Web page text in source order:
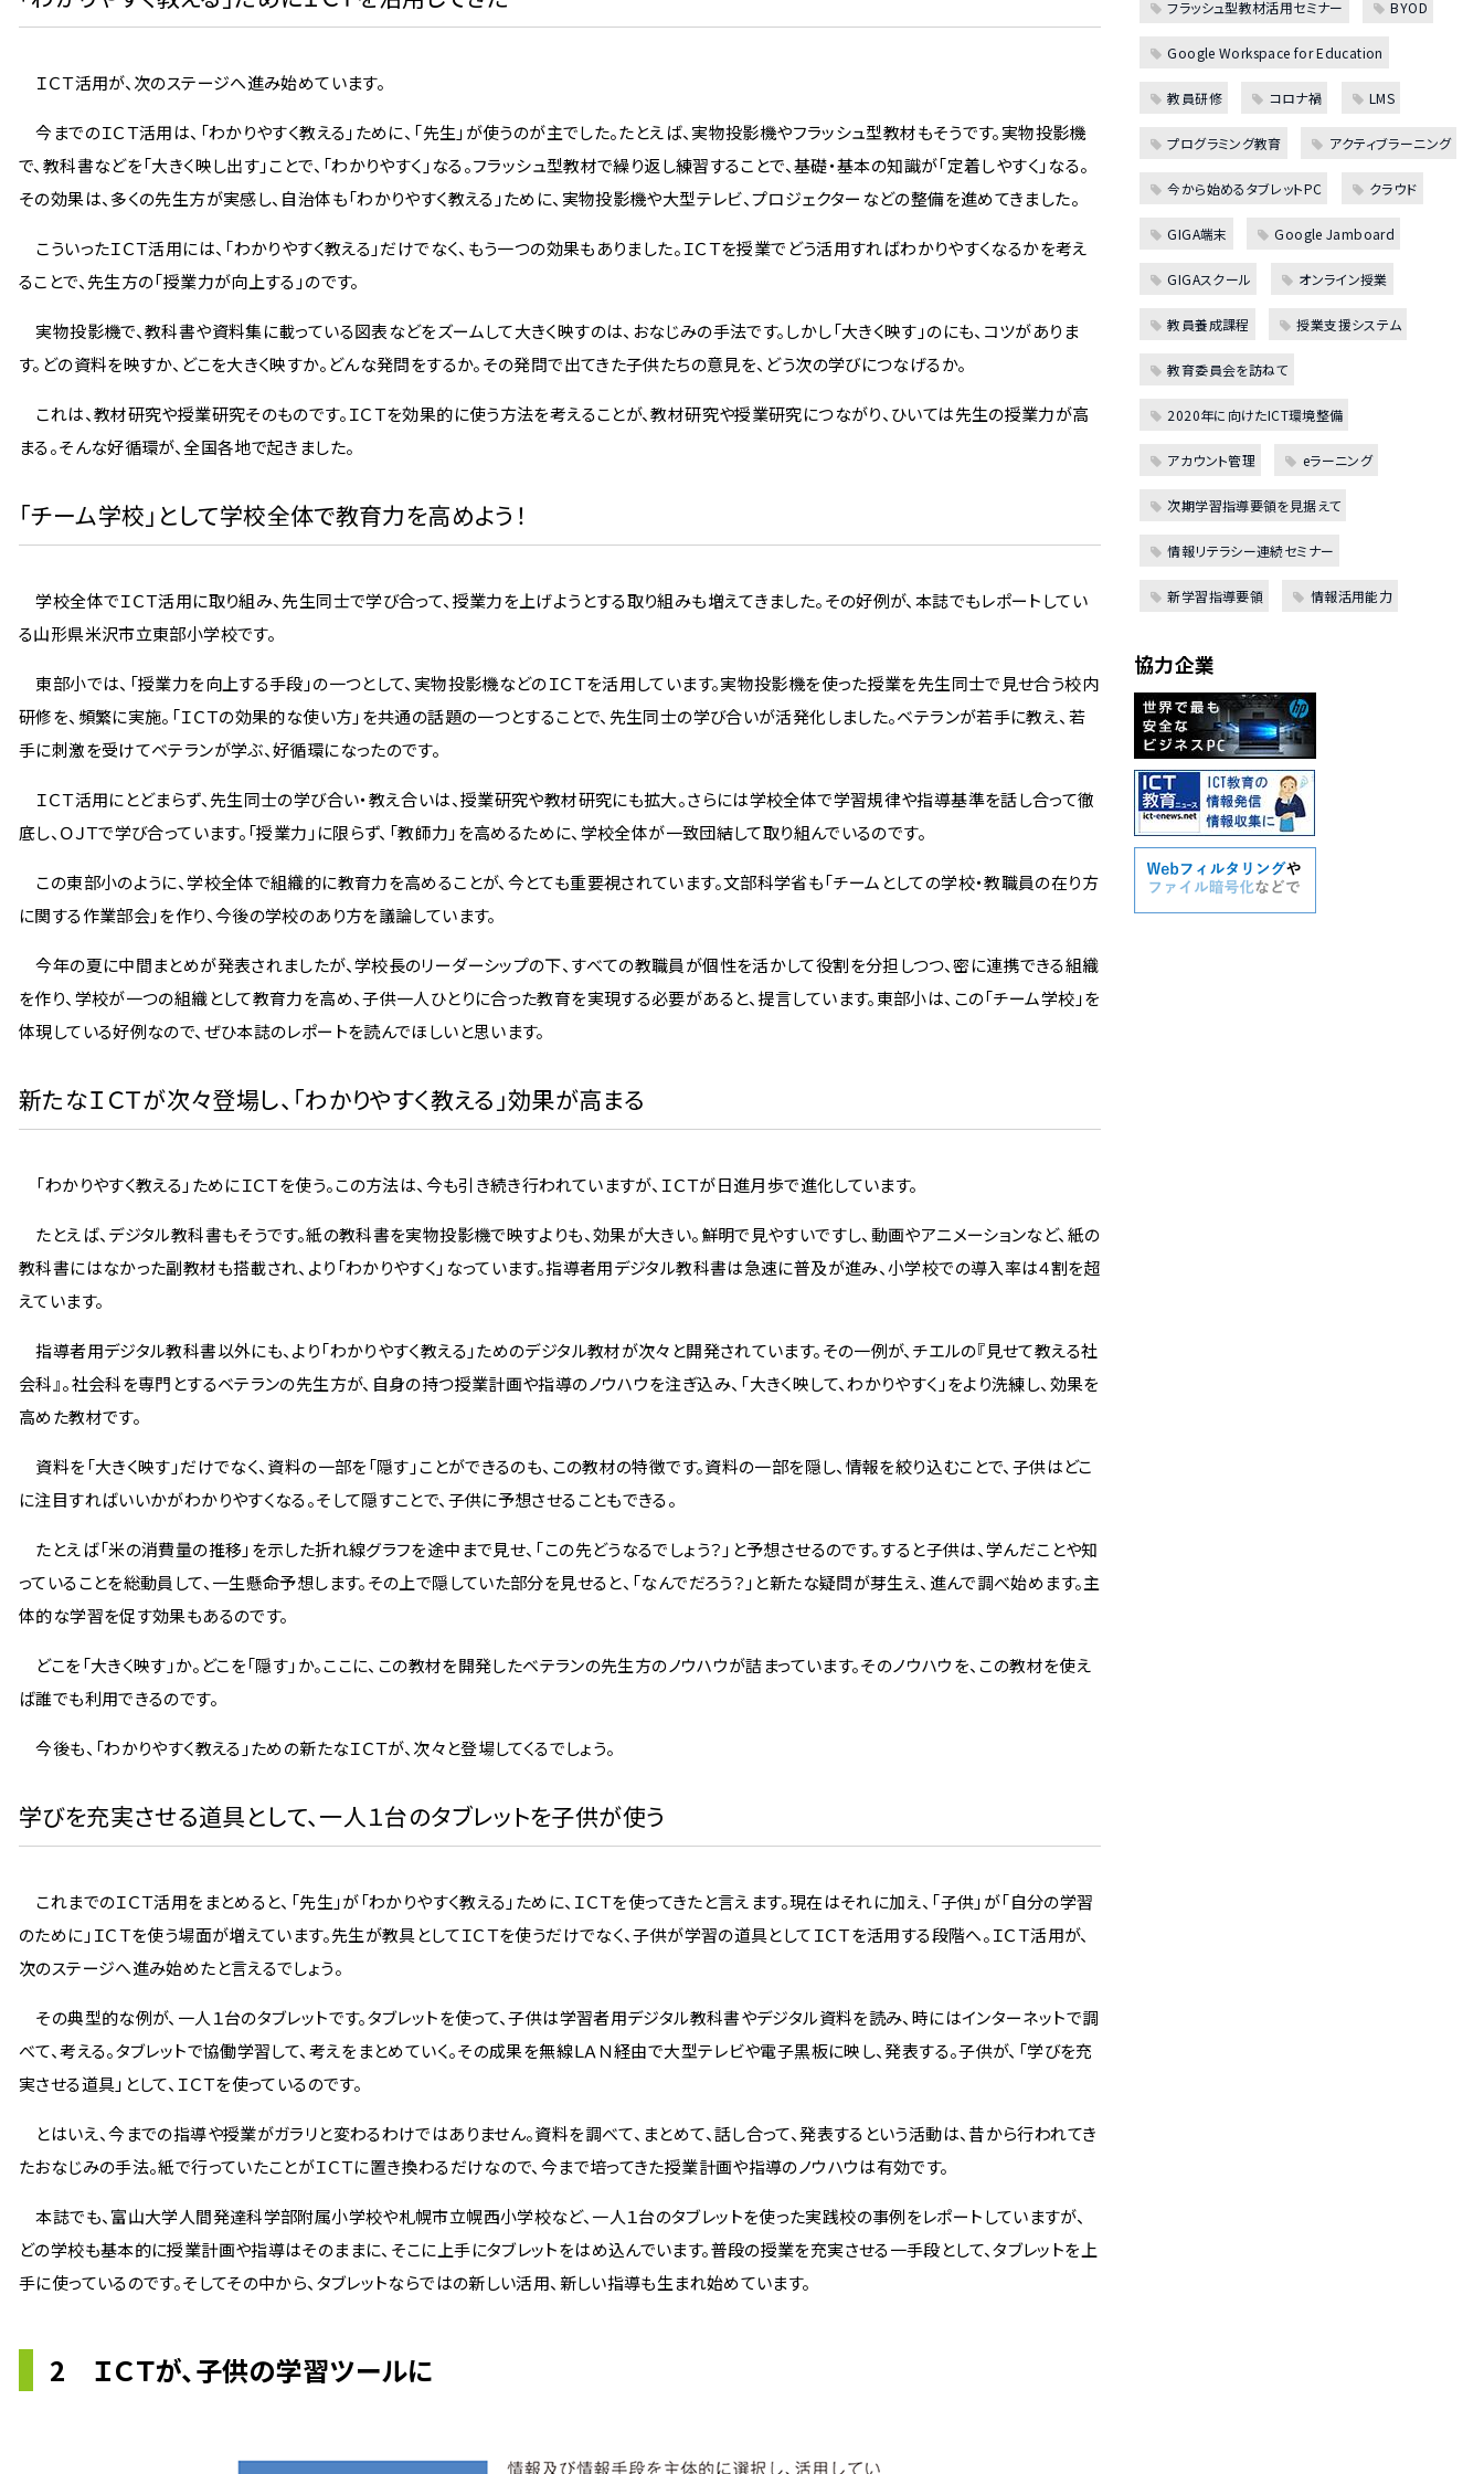
ＩＣＴ活用が、次のステージへ進み始めています。
今までのＩＣＴ活用は、「わかりやすく教える」ために、「先生」が使うのが主でした。たとえば、実物投影機やフラッシュ型教材もそうです。実物投影機
で、教科書などを「大きく映し出す」ことで、「わかりやすく」なる。フラッシュ型教材で繰り返し練習することで、基礎・基本の知識が「定着しやすく」なる。
その効果は、多くの先生方が実感し、自治体も「わかりやすく教える」ために、実物投影機や大型テレビ、プロジェクターなどの整備を進めてきました。
こういったＩＣＴ活用には、「わかりやすく教える」だけでなく、もう一つの効果もありました。ＩＣＴを授業でどう活用すればわかりやすくなるかを考え
ることで、先生方の「授業力が向上する」のです。
実物投影機で、教科書や資料集に載っている図表などをズームして大きく映すのは、おなじみの手法です。しかし「大きく映す」のにも、コツがありま
す。どの資料を映すか、どこを大きく映すか。どんな発問をするか。その発問で出てきた子供たちの意見を、どう次の学びにつなげるか。
これは、教材研究や授業研究そのものです。ＩＣＴを効果的に使う方法を考えることが、教材研究や授業研究につながり、ひいては先生の授業力が高
まる。そんな好循環が、全国各地で起きました。
「チーム学校」として学校全体で教育力を高めよう！
学校全体でＩＣＴ活用に取り組み、先生同士で学び合って、授業力を上げようとする取り組みも増えてきました。その好例が、本誌でもレポートしてい
る山形県米沢市立東部小学校です。
東部小では、「授業力を向上する手段」の一つとして、実物投影機などのＩＣＴを活用しています。実物投影機を使った授業を先生同士で見せ合う校内
研修を、頻繁に実施。「ＩＣＴの効果的な使い方」を共通の話題の一つとすることで、先生同士の学び合いが活発化しました。ベテランが若手に教え、若
手に刺激を受けてベテランが学ぶ、好循環になったのです。
ＩＣＴ活用にとどまらず、先生同士の学び合い・教え合いは、授業研究や教材研究にも拡大。さらには学校全体で学習規律や指導基準を話し合って徹
底し、ＯＪＴで学び合っています。「授業力」に限らず、「教師力」を高めるために、学校全体が一致団結して取り組んでいるのです。
この東部小のように、学校全体で組織的に教育力を高めることが、今とても重要視されています。文部科学省も「チームとしての学校・教職員の在り方
に関する作業部会」を作り、今後の学校のあり方を議論しています。
今年の夏に中間まとめが発表されましたが、学校長のリーダーシップの下、すべての教職員が個性を活かして役割を分担しつつ、密に連携できる組織
を作り、学校が一つの組織として教育力を高め、子供一人ひとりに合った教育を実現する必要があると、提言しています。東部小は、この「チーム学校」を
体現している好例なので、ぜひ本誌のレポートを読んでほしいと思います。
新たなＩＣＴが次々登場し、「わかりやすく教える」効果が高まる
「わかりやすく教える」ためにＩＣＴを使う。この方法は、今も引き続き行われていますが、ＩＣＴが日進月歩で進化しています。
たとえば、デジタル教科書もそうです。紙の教科書を実物投影機で映すよりも、効果が大きい。鮮明で見やすいですし、動画やアニメーションなど、紙の
教科書にはなかった副教材も搭載され、より「わかりやすく」なっています。指導者用デジタル教科書は急速に普及が進み、小学校での導入率は４割を超
えています。
指導者用デジタル教科書以外にも、より「わかりやすく教える」ためのデジタル教材が次々と開発されています。その一例が、チエルの『見せて教える社
会科』。社会科を専門とするベテランの先生方が、自身の持つ授業計画や指導のノウハウを注ぎ込み、「大きく映して、わかりやすく」をより洗練し、効果を
高めた教材です。
資料を「大きく映す」だけでなく、資料の一部を「隠す」ことができるのも、この教材の特徴です。資料の一部を隠し、情報を絞り込むことで、子供はどこ
に注目すればいいかがわかりやすくなる。そして隠すことで、子供に予想させることもできる。
たとえば「米の消費量の推移」を示した折れ線グラフを途中まで見せ、「この先どうなるでしょう？」と予想させるのです。すると子供は、学んだことや知
っていることを総動員して、一生懸命予想します。その上で隠していた部分を見せると、「なんでだろう？」と新たな疑問が芽生え、進んで調べ始めます。主
体的な学習を促す効果もあるのです。
どこを「大きく映す」か。どこを「隠す」か。ここに、この教材を開発したベテランの先生方のノウハウが詰まっています。そのノウハウを、この教材を使え
ば誰でも利用できるのです。
今後も、「わかりやすく教える」ための新たなＩＣＴが、次々と登場してくるでしょう。
学びを充実させる道具として、一人１台のタブレットを子供が使う
これまでのＩＣＴ活用をまとめると、「先生」が「わかりやすく教える」ために、ＩＣＴを使ってきたと言えます。現在はそれに加え、「子供」が「自分の学習
のために」ＩＣＴを使う場面が増えています。先生が教具としてＩＣＴを使うだけでなく、子供が学習の道具としてＩＣＴを活用する段階へ。ＩＣＴ活用が、
次のステージへ進み始めたと言えるでしょう。
その典型的な例が、一人１台のタブレットです。タブレットを使って、子供は学習者用デジタル教科書やデジタル資料を読み、時にはインターネットで調
べて、考える。タブレットで協働学習して、考えをまとめていく。その成果を無線ＬＡＮ経由で大型テレビや電子黒板に映し、発表する。子供が、「学びを充
実させる道具」として、ＩＣＴを使っているのです。
とはいえ、今までの指導や授業がガラリと変わるわけではありません。資料を調べて、まとめて、話し合って、発表するという活動は、昔から行われてき
たおなじみの手法。紙で行っていたことがＩＣＴに置き換わるだけなので、今まで培ってきた授業計画や指導のノウハウは有効です。
本誌でも、富山大学人間発達科学部附属小学校や札幌市立幌西小学校など、一人１台のタブレットを使った実践校の事例をレポートしていますが、
どの学校も基本的に授業計画や指導はそのままに、そこに上手にタブレットをはめ込んでいます。普段の授業を充実させる一手段として、タブレットを上
手に使っているのです。そしてその中から、タブレットならではの新しい活用、新しい指導も生まれ始めています。
2 ＩＣＴが、子供の学習ツールに
フラッシュ型教材活用セミナー BYOD
Google Workspace for Education
教員研修 コロナ禍 LMS
プログラミング教育 アクティブラーニング
今から始めるタブレットPC クラウド
GIGA端末 Google Jamboard
GIGAスクール オンライン授業
教員養成課程 授業支援システム
教育委員会を訪ねて
2020年に向けたICT環境整備
アカウント管理 eラーニング
次期学習指導要領を見据えて
情報リテラシー連続セミナー
新学習指導要領 情報活用能力
協力企業